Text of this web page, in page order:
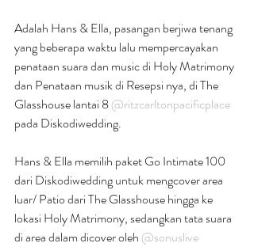
Adalah Hans & Ella, pasangan berjiwa tenang
yang beberapa waktu lalu mempercayakan
penataan suara dan music di Holy Matrimony
dan Penataan musik di Resepsi nya, di The
Glasshouse lantai 8 @ritzcarltonpacificplace
pada Diskodiwedding.
Hans & Ella memilih paket Go Intimate 100
dari Diskodiwedding untuk mengcover area
luar/ Patio dari The Glasshouse hingga ke
lokasi Holy Matrimony, sedangkan tata suara
di area dalam dicover oleh @sonuslive